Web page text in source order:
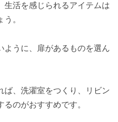
生活を感じられるアイテムは
。
ように、扉があるものを選ん
ば、洗濯室をつくり、リビン
のがおすすめです。